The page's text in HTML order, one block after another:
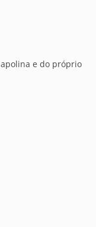
e do próprio